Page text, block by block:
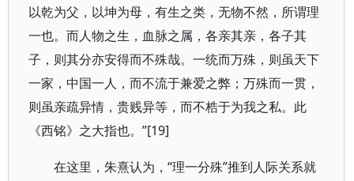
以乾为父，以坤为母，有生之类，无物不然，所谓理
一也。而人物之生，血脉之属，各亲其亲，各子其
子，则其分亦安得而不殊哉。一统而万殊，则虽天下
一家，中国一人，而不流于兼爱之弊；万殊而一贯，
则虽亲疏异情，贵贱异等，而不梏于为我之私。此
《西铭》之大指也。”[19]
在这里，朱熹认为，“理一分殊”推到人际关系就